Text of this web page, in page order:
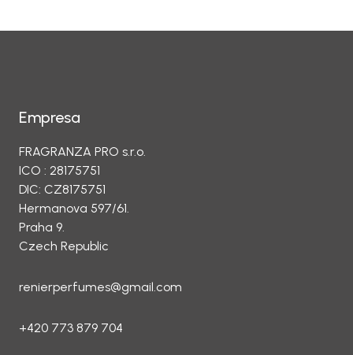
Empresa
FRAGRANZA PRO s.r.o.
ICO : 28175751
DIC: CZ8175751
Hermanova 597/61.
Praha 9.
Czech Republic
renierperfumes@gmail.com
+420 773 879 704